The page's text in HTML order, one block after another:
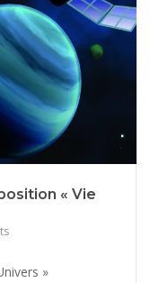
« Vie
»